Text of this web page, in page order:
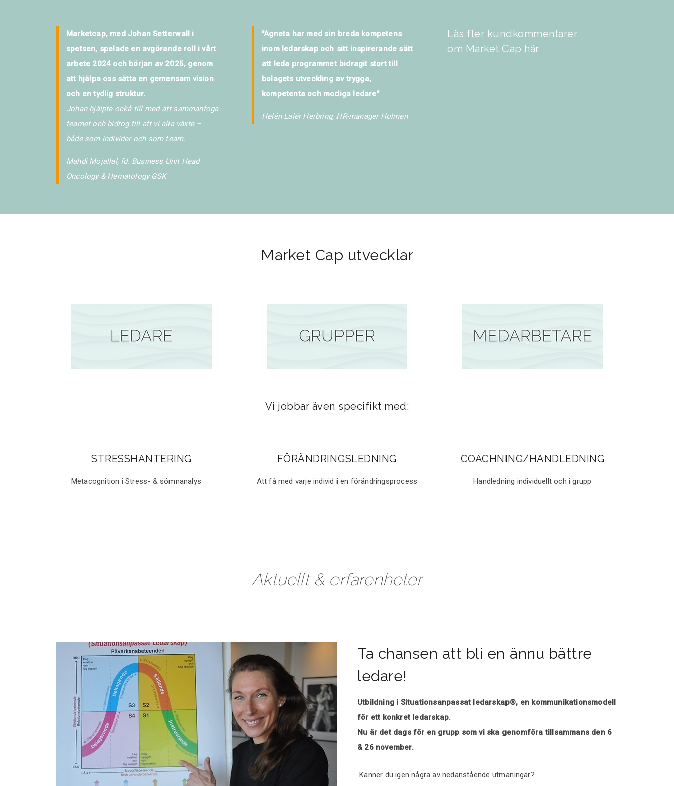
Marketcap, med Johan Setterwall i
spetsen, spelade en avgörande roll i vårt
arbete 2024 och början av 2025, genom
att hjälpa oss sätta en gemensam vision
och en tydlig struktur.
Johan hjälpte ockå till med att sammanfoga
teamet och bidrog till att vi alla växte –
både som individer och som team.
Mahdi Mojallal, fd. Business Unit Head
Oncology & Hematology GSK
"Agneta har med sin breda kompetens
inom ledarskap och sitt inspirerande sätt
att leda programmet bidragit stort till
bolagets utveckling av trygga,
kompetenta och modiga ledare"
Helén Lalér Herbring, HR-manager Holmen
Läs fler kundkommentarer
om Market Cap här
Market Cap utvecklar
Vi jobbar även specifikt med:
STRESSHANTERING
Metacognition i Stress- & sömnanalys
FÖRÄNDRINGSLEDNING
Att få med varje individ i en förändringsprocess
COACHNING/HANDLEDNING
Handledning individuellt och i grupp
Aktuellt & erfarenheter
Ta chansen att bli en ännu bättre
ledare!
Utbildning i Situationsanpassat ledarskap®, en kommunikationsmodell
för ett konkret ledarskap.
Nu är det dags för en grupp som vi ska genomföra tillsammans den 6
& 26 november.
Känner du igen några av nedanstående utmaningar?